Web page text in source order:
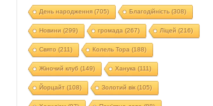
День народження(705) Благодійність (308)
Новини (299) громада (267) Ліцей (216)
Свято (211) Колель Тора (188)
Жіночий клуб (149) Ханука (111)
Йорцайт (108) Золотий вік(105)